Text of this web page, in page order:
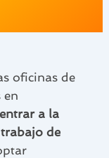
oficinas de
en
a la
de